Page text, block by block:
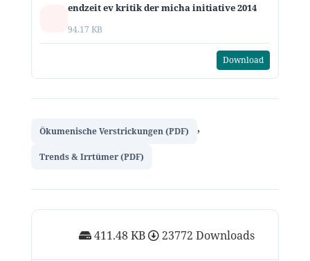
endzeit ev kritik der micha initiative 2014
94.17 KB
Download
Ökumenische Verstrickungen (PDF) ,
Trends & Irrtümer (PDF)
411.48 KB 23772 Downloads